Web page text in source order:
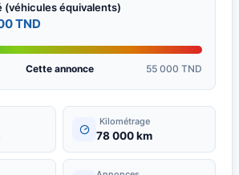
(véhicules équivalents)
TND
Cette annonce 55 000 TND
Kilométrage
78 000 km